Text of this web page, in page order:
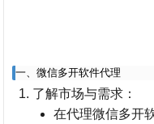
一、微信多开软件代理
了解市场与需求 ：
在代理微信多开